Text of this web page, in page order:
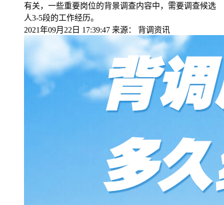
有关，一些重要岗位的背景调查内容中，需要调查候选
人3-5段的工作经历。
2021年09月22日 17:39:47 来源： 背调资讯